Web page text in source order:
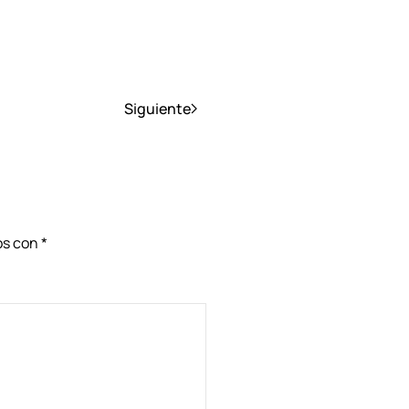
Siguiente
con*